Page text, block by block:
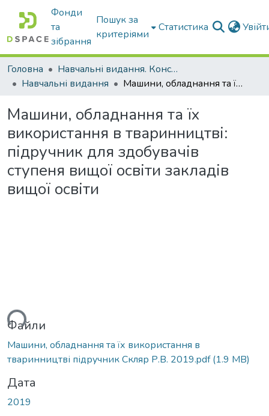
Фонди
та
зібрання
Пошук за
критеріями
Статистика
Головна
Навчальні видання. Конспекти лекцій
Навчальні видання
Машини, обладнання та їх використання в тваринництві: підручник для здобувачів ступеня вищої освіти закладів вищої освіти
Машини, обладнання та їх
використання в тваринництві:
підручник для здобувачів
ступеня вищої освіти закладів
вищої освіти
Файли
Машини, обладнання та їх використання в
тваринництві підручник Скляр Р.В. 2019.pdf(1.9 MB)
Дата
2019